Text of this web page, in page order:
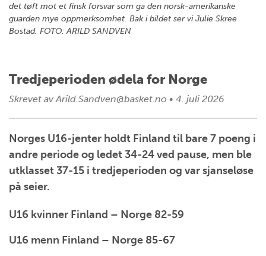
det tøft mot et finsk forsvar som ga den norsk-amerikanske
guarden mye oppmerksomhet. Bak i bildet ser vi Julie Skree
Bostad. FOTO: ARILD SANDVEN
Tredjeperioden ødela for Norge
Skrevet av Arild.Sandven@basket.no • 4. juli 2026
Norges U16-jenter holdt Finland til bare 7 poeng i
andre periode og ledet 34-24 ved pause, men ble
utklasset 37-15 i tredjeperioden og var sjanseløse
på seier.
U16 kvinner Finland – Norge 82-59
U16 menn Finland – Norge 85-67